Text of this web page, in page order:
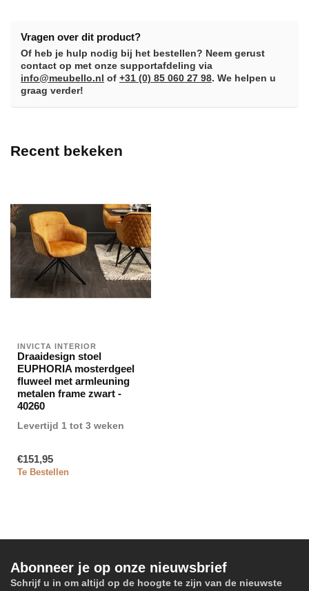
Vragen over dit product?
Of heb je hulp nodig bij het bestellen? Neem gerust
contact op met onze supportafdeling via
info@meubello.nl of +31 (0) 85 060 27 98. We helpen u
graag verder!
Recent bekeken
INVICTA INTERIOR
Draaidesign stoel
EUPHORIA mosterdgeel
fluweel met armleuning
metalen frame zwart -
40260
Levertijd 1 tot 3 weken
€151,95
Te Bestellen
Abonneer je op onze nieuwsbrief
Schrijf u in om altijd op de hoogte te zijn van de nieuwste